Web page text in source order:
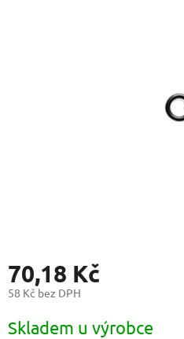
70,18 Kč
58 Kč bez DPH
cena:
Skladem u výrobce